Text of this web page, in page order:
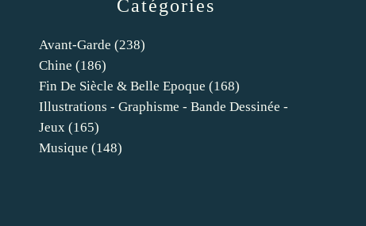
Catégories
Avant-Garde (238)
Chine (186)
Fin De Siècle & Belle Epoque (168)
Illustrations - Graphisme - Bande Dessinée -
Jeux (165)
Musique (148)